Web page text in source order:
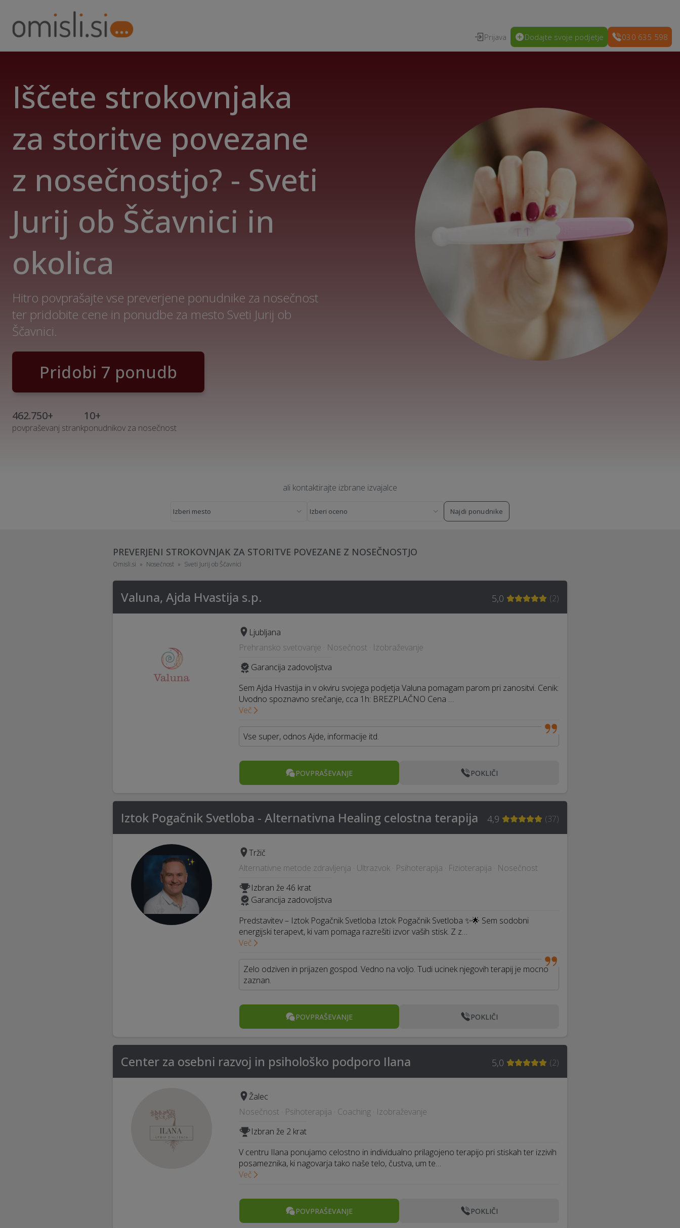
Prijava Dodajte svoje podjetje 030 635 598
Iščete strokovnjaka
za storitve povezane
z nosečnostjo? - Sveti
Jurij ob Ščavnici in
okolica
Hitro povprašajte vse preverjene ponudnike za nosečnost
ter pridobite cene in ponudbe za mesto Sveti Jurij ob
Ščavnici.
Pridobi 7 ponudb
462.750+
povpraševanj strank
10+
ponudnikov za nosečnost
ali kontaktirajte izbrane izvajalce
Najdi ponudnike
PREVERJENI STROKOVNJAK ZA STORITVE POVEZANE Z NOSEČNOSTJO
Omisli.si Nosečnost Sveti Jurij ob Ščavnici
Valuna, Ajda Hvastija s.p. 5,0 (2)
Ljubljana
Prehransko svetovanje · Nosečnost · Izobraževanje
Garancija zadovoljstva
Sem Ajda Hvastija in v okviru svojega podjetja Valuna pomagam parom pri zanositvi. Cenik:
Uvodno spoznavno srečanje, cca 1h: BREZPLAČNO Cena …
Več
Vse super, odnos Ajde, informacije itd.
POVPRAŠEVANJE POKLIČI
Iztok Pogačnik Svetloba - Alternativna Healing celostna terapija 4,9 (37)
Tržič
Alternativne metode zdravljenja · Ultrazvok · Psihoterapija · Fizioterapija · Nosečnost
Izbran že 46 krat
Garancija zadovoljstva
Predstavitev – Iztok Pogačnik Svetloba Iztok Pogačnik Svetloba ✨🌟 Sem sodobni
energijski terapevt, ki vam pomaga razrešiti izvor vaših stisk. Z z…
Več
Zelo odziven in prijazen gospod. Vedno na voljo. Tudi ucinek njegovih terapij je mocno
zaznan.
POVPRAŠEVANJE POKLIČI
Center za osebni razvoj in psihološko podporo Ilana 5,0 (2)
Žalec
Nosečnost · Psihoterapija · Coaching · Izobraževanje
Izbran že 2 krat
V centru Ilana ponujamo celostno in individualno prilagojeno terapijo pri stiskah ter izzivih
posameznika, ki nagovarja tako naše telo, čustva, um te…
Več
POVPRAŠEVANJE POKLIČI